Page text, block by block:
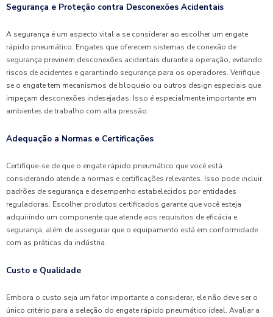
Segurança e Proteção contra Desconexões Acidentais
A segurança é um aspecto vital a se considerar ao escolher um engate
rápido pneumático. Engates que oferecem sistemas de conexão de
segurança previnem desconexões acidentais durante a operação, evitando
riscos de acidentes e garantindo segurança para os operadores. Verifique
se o engate tem mecanismos de bloqueio ou outros design especiais que
impeçam desconexões indesejadas. Isso é especialmente importante em
ambientes de trabalho com alta pressão.
Adequação a Normas e Certificações
Certifique-se de que o engate rápido pneumático que você está
considerando atende a normas e certificações relevantes. Isso pode incluir
padrões de segurança e desempenho estabelecidos por entidades
reguladoras. Escolher produtos certificados garante que você esteja
adquirindo um componente que atende aos requisitos de eficácia e
segurança, além de assegurar que o equipamento está em conformidade
com as práticas da indústria.
Custo e Qualidade
Embora o custo seja um fator importante a considerar, ele não deve ser o
único critério para a seleção do engate rápido pneumático ideal. Avaliar a